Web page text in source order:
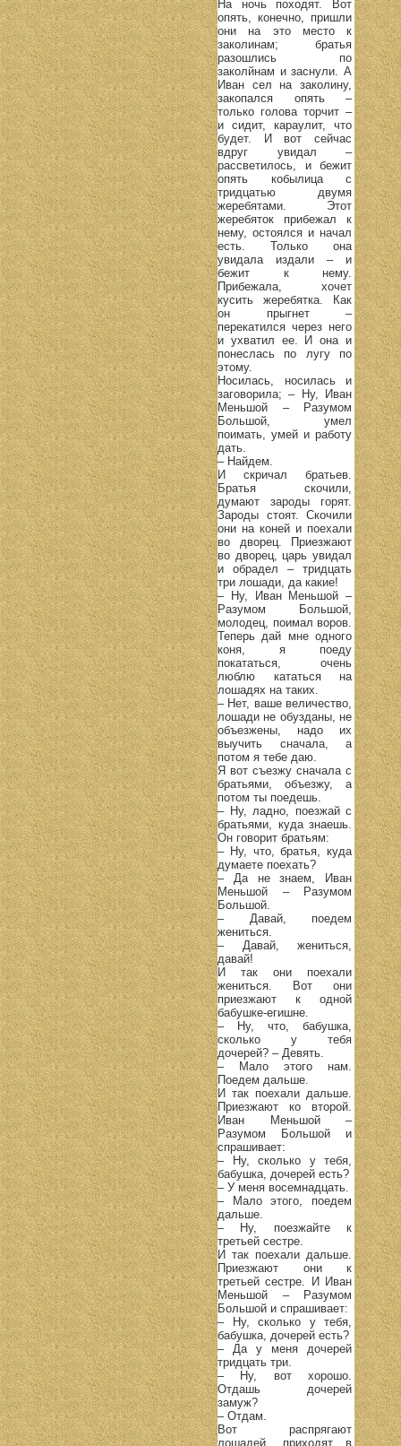
На ночь походят. Вот
опять, конечно, пришли
они на это место к
заколинам; братья
разошлись по
заколйнам и заснули. А
Иван сел на заколину,
закопался опять –
только голова торчит –
и сидит, караулит, что
будет. И вот сейчас
вдруг увидал –
рассветилось, и бежит
опять кобылица с
тридцатью двумя
жеребятами. Этот
жеребяток прибежал к
нему, остоялся и начал
есть. Только она
увидала издали – и
бежит к нему.
Прибежала, хочет
кусить жеребятка. Как
он прыгнет –
перекатился через него
и ухватил ее. И она и
понеслась по лугу по
этому.
Носилась, носилась и
заговорила; – Ну, Иван
Меньшой – Разумом
Большой, умел
поимать, умей и работу
дать.
– Найдем.
И скричал братьев.
Братья скочили,
думают зароды горят.
Зароды стоят. Скочили
они на коней и поехали
во дворец. Приезжают
во дворец, царь увидал
и обрадел – тридцать
три лошади, да какие!
– Ну, Иван Меньшой –
Разумом Большой,
молодец, поимал воров.
Теперь дай мне одного
коня, я поеду
покататься, очень
люблю кататься на
лошадях на таких.
– Нет, ваше величество,
лошади не обузданы, не
объезжены, надо их
выучить сначала, а
потом я тебе даю.
Я вот съезжу сначала с
братьями, объезжу, а
потом ты поедешь.
– Ну, ладно, поезжай с
братьями, куда знаешь.
Он говорит братьям:
– Ну, что, братья, куда
думаете поехать?
– Да не знаем, Иван
Меньшой – Разумом
Большой.
– Давай, поедем
жениться.
– Давай, жениться,
давай!
И так они поехали
жениться. Вот они
приезжают к одной
бабушке-егишне.
– Ну, что, бабушка,
сколько у тебя
дочерей? – Девять.
– Мало этого нам.
Поедем дальше.
И так поехали дальше.
Приезжают ко второй.
Иван Меньшой –
Разумом Большой и
спрашивает:
– Ну, сколько у тебя,
бабушка, дочерей есть?
– У меня восемнадцать.
– Мало этого, поедем
дальше.
– Ну, поезжайте к
третьей сестре.
И так поехали дальше.
Приезжают они к
третьей сестре. И Иван
Меньшой – Разумом
Большой и спрашивает:
– Ну, сколько у тебя,
бабушка, дочерей есть?
– Да у меня дочерей
тридцать три.
– Ну, вот хорошо.
Отдашь дочерей
замуж?
– Отдам.
Вот распрягают
лошадей, приходят в